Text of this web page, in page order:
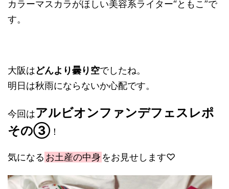
カラーマスカラがほしい美容系ライター“ともこ”で
す。
大阪はどんより曇り空でしたね。
明日は秋雨にならないか心配です。
今回はアルビオンファンデフェスレポ
その③ ！
気になる お土産の中身 をお見せします♡